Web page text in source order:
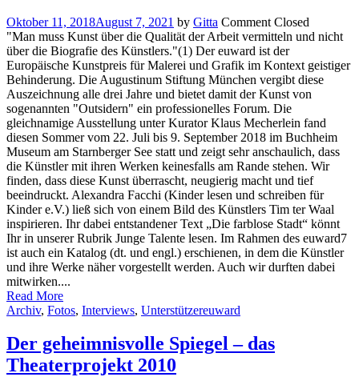
Oktober 11, 2018August 7, 2021 by Gitta Comment Closed
"Man muss Kunst über die Qualität der Arbeit vermitteln und nicht
über die Biografie des Künstlers."(1) Der euward ist der
Europäische Kunstpreis für Malerei und Grafik im Kontext geistiger
Behinderung. Die Augustinum Stiftung München vergibt diese
Auszeichnung alle drei Jahre und bietet damit der Kunst von
sogenannten "Outsidern" ein professionelles Forum. Die
gleichnamige Ausstellung unter Kurator Klaus Mecherlein fand
diesen Sommer vom 22. Juli bis 9. September 2018 im Buchheim
Museum am Starnberger See statt und zeigt sehr anschaulich, dass
die Künstler mit ihren Werken keinesfalls am Rande stehen. Wir
finden, dass diese Kunst überrascht, neugierig macht und tief
beeindruckt. Alexandra Facchi (Kinder lesen und schreiben für
Kinder e.V.) ließ sich von einem Bild des Künstlers Tim ter Waal
inspirieren. Ihr dabei entstandener Text „Die farblose Stadt“ könnt
Ihr in unserer Rubrik Junge Talente lesen. Im Rahmen des euward7
ist auch ein Katalog (dt. und engl.) erschienen, in dem die Künstler
und ihre Werke näher vorgestellt werden. Auch wir durften dabei
mitwirken....
Read More
Archiv, Fotos, Interviews, Unterstützereuward
Der geheimnisvolle Spiegel – das
Theaterprojekt 2010